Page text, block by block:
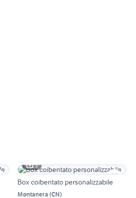
3
Box coibentato personalizzabile
Montanera (CN)